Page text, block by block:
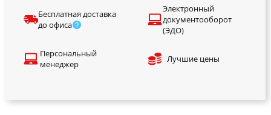
Бесплатная доставка
до офиса
Электронный
документооборот
(ЭДО)
Персональный
менеджер
Лучшие цены